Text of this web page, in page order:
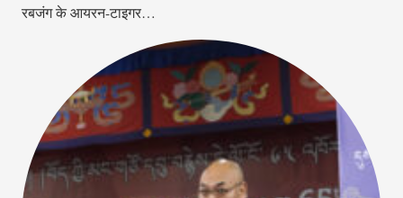
रबजंग के आयरन-टाइगर…